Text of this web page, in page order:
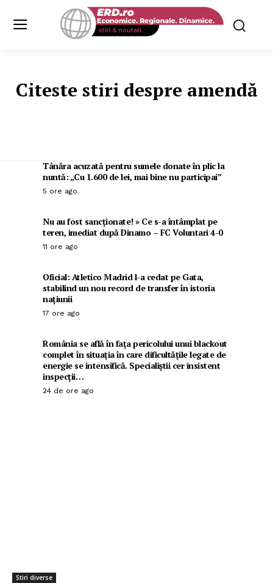
Citeste stiri despre amendă
Tânăra acuzată pentru sumele donate în plic la
nuntă: „Cu 1.600 de lei, mai bine nu participai”
5 ore ago
Nu au fost sancționate! » Ce s-a întâmplat pe
teren, imediat după Dinamo – FC Voluntari 4-0
11 ore ago
Oficial: Atletico Madrid l-a cedat pe Gata,
stabilind un nou record de transfer în istoria
națiunii
17 ore ago
România se află în fața pericolului unui blackout
complet în situația în care dificultățile legate de
energie se intensifică. Specialiștii cer insistent
inspecții…
24 de ore ago
Stiri diverse